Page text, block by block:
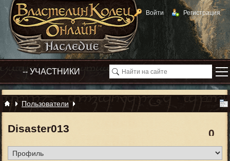
Войти Регистрация
Пользователи
0
Disaster013